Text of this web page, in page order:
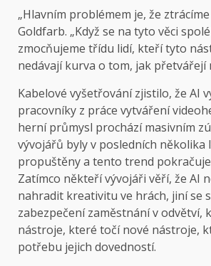
„Hlavním problémem je, že
Goldfarb. „Když se na tyto věci
zmocňujeme třídu lidí, kteří tyto
nedávají kurva o tom, jak přetvářejí
Kabelové vyšetřování zjistilo, že AI
pracovníky z práce vytváření
herní průmysl prochází masivním
vývojářů byly v posledních několika
propuštěny a tento trend pokračuje
Zatímco někteří vývojáři věří, že AI
nahradit kreativitu ve hrách, jiní se
zabezpečení zaměstnání v odvětví,
nástroje, které točí nové nástroje,
potřebu jejich dovedností.